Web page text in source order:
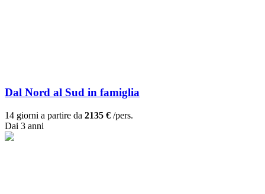
Dal Nord al Sud in famiglia
14 giorni a partire da 2135 € /pers.
Dai 3 anni